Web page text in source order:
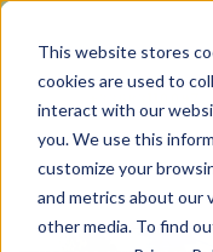
This website stores
cookies are used to
interact with our
you. We use this
customize your
and metrics about our
other media. To find
patrimoine.